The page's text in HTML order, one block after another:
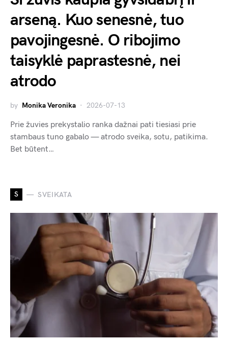
arseną. Kuo senesnė, tuo
pavojingesnė. O ribojimo
taisyklė paprastesnė, nei
atrodo
by Monika Veronika 2026-07-13
Prie žuvies prekystalio ranka dažnai pati tiesiasi prie
stambaus tuno gabalo — atrodo sveika, sotu, patikima.
Bet būtent…
S SVEIKATA